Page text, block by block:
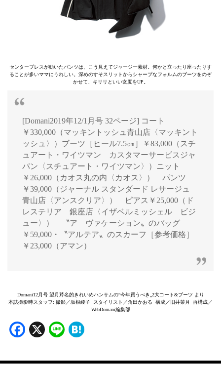
センタープレスが効いたパンツは、こう見えてジャージー素材。何かと立ったり座ったりす
ることが多いママにうれしい。深めのすそスリットからシャープなフォルムのブーツをのぞ
かせて、キリリといい女度をUP。
[Domani2019年12/1月号 32ページ] コート
￥330,000（マッキントッシュ青山店〈マッキント
ッシュ〉）ブーツ［ヒール7.5㎝］￥83,000（スチ
ュアート・ワイツマン カスタマーサービスジャ
パン〈スチュアート・ワイツマン〉）ニット
￥26,000（カオス丸の内〈カオス〉） パンツ
￥39,000（ジャーナル スタンダード レサージュ
青山店〈アンスクリア〉） ピアス￥25,000（ド
レステリア 銀座店〈イザベルミッシェル ビジ
ュー〉） 〝ア ヴァケーション〟のバッグ
￥59,000・〝アルテア〟のスカーフ［参考価格］
￥23,000（アマン）
Domani12月号 望月芹名的きれいめハンサムの“今年買うべき„2大コート&ブーツ より
本誌撮影時スタッフ: 撮影／坂根綾子 スタイリスト／角田かおる 構成／旧井菜月 再構成／
WebDomani編集部
Facebook
X Line